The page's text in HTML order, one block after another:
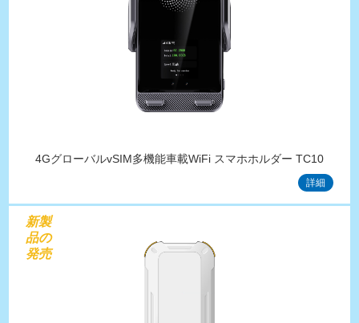
4GグローバルvSIM多機能車載WiFi スマホホルダー TC10
詳細
新製
品の
発売